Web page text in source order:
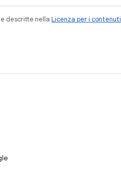
descritte nella Licenza per i contenuti